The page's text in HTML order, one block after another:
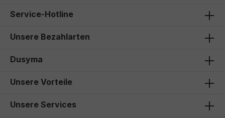
Service-Hotline
Unsere Bezahlarten
Dusyma
Unsere Vorteile
Unsere Services